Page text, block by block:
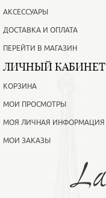
АКСЕССУАРЫ
ДОСТАВКА И ОПЛАТА
ПЕРЕЙТИ В МАГАЗИН
ЛИЧНЫЙ КАБИНЕТ
КОРЗИНА
МОИ ПРОСМОТРЫ
МОЯ ЛИЧНАЯ ИНФОРМАЦИЯ
МОИ ЗАКАЗЫ